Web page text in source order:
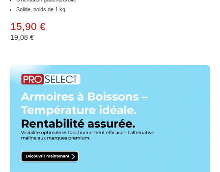
Solide, poids de 1 kg
15,90 €
19,08 €